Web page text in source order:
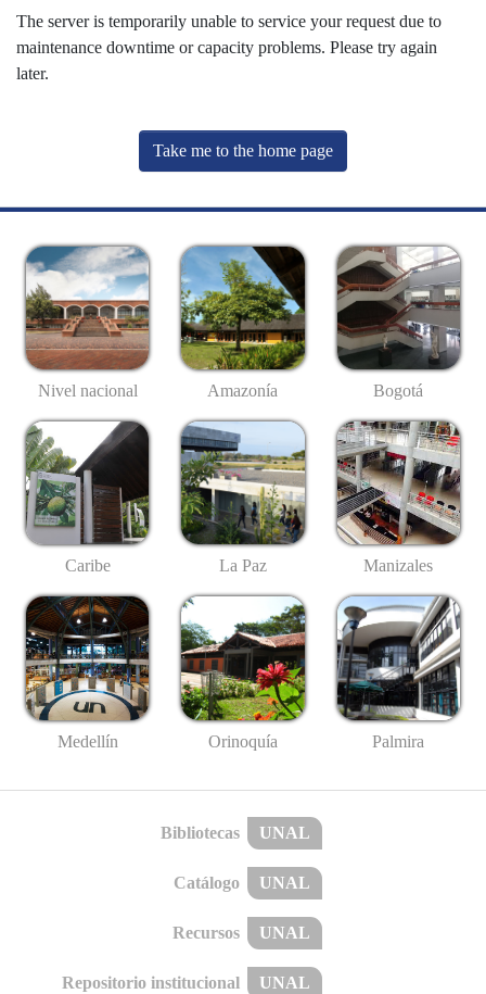
The server is temporarily unable to service your request due to
maintenance downtime or capacity problems. Please try again
later.
Take me to the home page
Nivel nacional Amazonía Bogotá
Caribe La Paz Manizales
Medellín Orinoquía Palmira
Bibliotecas UNAL
Catálogo UNAL
Recursos UNAL
Repositorio institucional UNAL